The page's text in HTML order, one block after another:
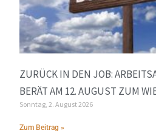
ZURÜCK IN DEN JOB:
BERÄT AM 12. AUGUST ZUM
Sonntag, 2. August 2026
Zum Beitrag »